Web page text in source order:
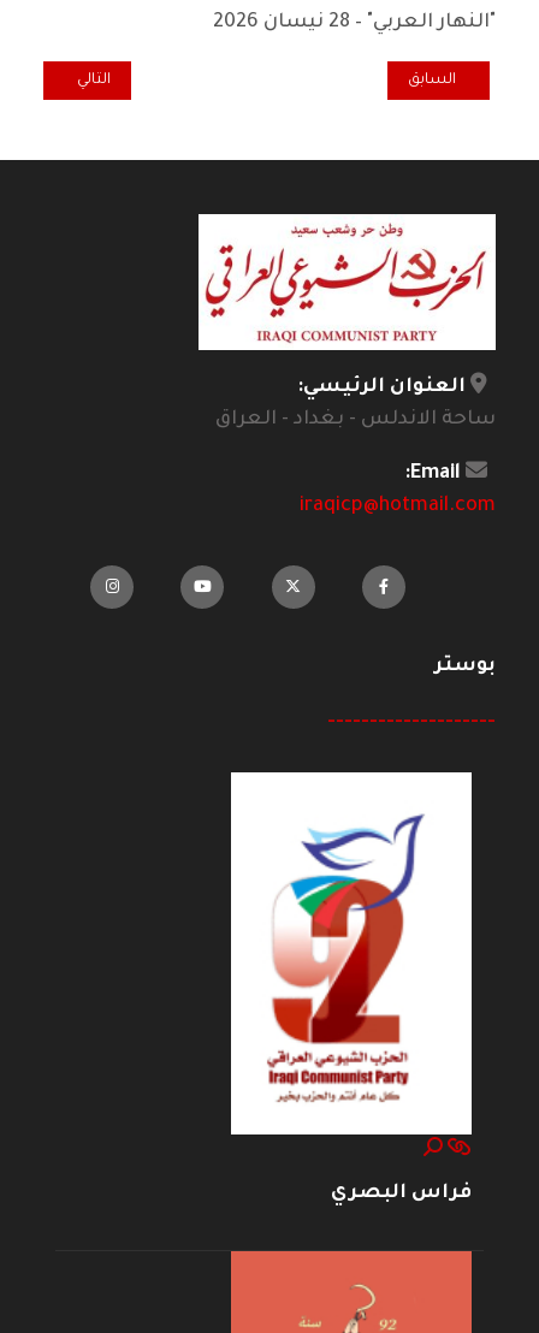
"النهار العربي" – 28 نيسان 2026
المقال السابق: الطبقات الاجتماعية (THE SOCIAL CLASSES):
السابق المقال التالي:
التالي
العنوان الرئيسي:
ساحة الاندلس - بغداد - العراق
Email:
iraqicp@hotmail.com
بوستر
--------------------
فراس البصري